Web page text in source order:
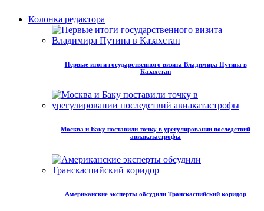
Колонка редактора
Первые итоги государственного визита Владимира Путина в
Казахстан
Москва и Баку поставили точку в урегулировании последствий
авиакатастрофы
Американские эксперты обсудили Транскаспийский коридор